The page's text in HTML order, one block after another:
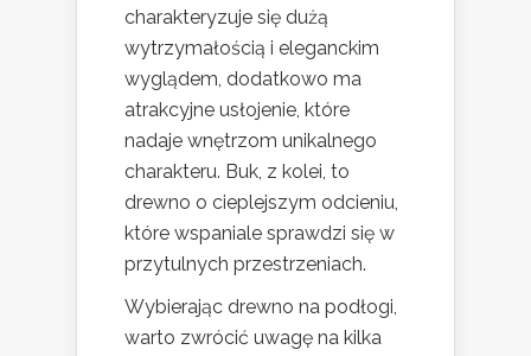
charakteryzuje się dużą
wytrzymałością i eleganckim
wyglądem, dodatkowo ma
atrakcyjne usłojenie, które
nadaje wnętrzom unikalnego
charakteru. Buk, z kolei, to
drewno o cieplejszym odcieniu,
które wspaniale sprawdzi się w
przytulnych przestrzeniach.
Wybierając drewno na podłogi,
warto zwrócić uwagę na kilka